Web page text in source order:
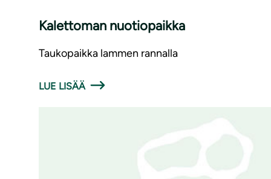
Kalettoman nuotiopaikka
Taukopaikka lammen rannalla
LUE LISÄÄ